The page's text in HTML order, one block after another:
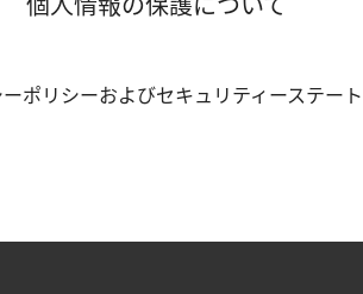
ポリシーおよびセキュリティーステー